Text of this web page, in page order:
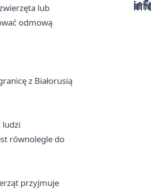
lub
odmową
z Białorusią
równolegle do
przyjmuje